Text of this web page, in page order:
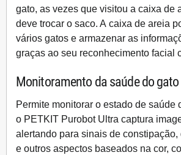
gato, as vezes que visitou a caixa de
deve trocar o saco. A caixa de areia
vários gatos e armazenar as
graças ao seu reconhecimento facial
Monitoramento da saúde do gato
Permite monitorar o estado de saúde
o PETKIT Purobot Ultra captura
alertando para sinais de
e outros aspectos baseados na cor,